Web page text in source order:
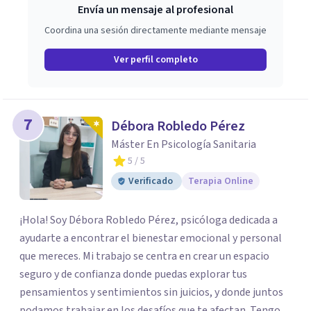
Envía un mensaje al profesional
Coordina una sesión directamente mediante mensaje
Ver perfil completo
7 Débora Robledo Pérez
Máster En Psicología Sanitaria
5 / 5
Verificado
Terapia Online
¡Hola! Soy Débora Robledo Pérez, psicóloga dedicada a
ayudarte a encontrar el bienestar emocional y personal
que mereces. Mi trabajo se centra en crear un espacio
seguro y de confianza donde puedas explorar tus
pensamientos y sentimientos sin juicios, y donde juntos